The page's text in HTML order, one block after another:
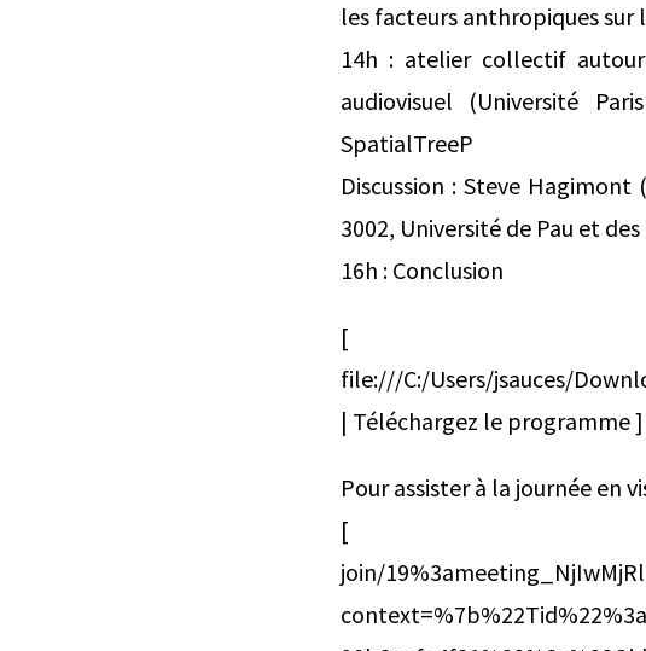
les facteurs anthropiques sur
14h : atelier collectif
audiovisuel (Université
SpatialTreeP
Discussion : Steve Hagimont
3002, Université de Pau et des
16h : Conclusion
[
file:///C:/Users/jsauces/
| Téléchargez le programme ]
Pour assister à la journée en
[ https://
join/